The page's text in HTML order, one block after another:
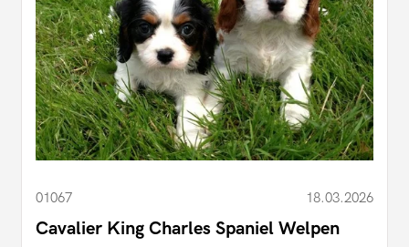
01067 18.03.2026
Cavalier King Charles Spaniel Welpen